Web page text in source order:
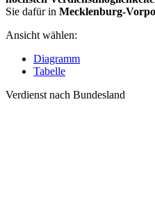
Sie dafür in Mecklenburg-
Ansicht wählen:
Diagramm
Tabelle
Verdienst nach Bundesland